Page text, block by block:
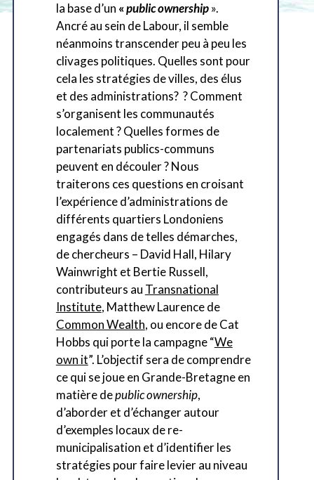
la base d’un «public ownership».
Ancré au sein de Labour, il semble
néanmoins transcender peu à peu les
clivages politiques. Quelles sont pour
cela les stratégies de villes, des élus
et des administrations? ? Comment
s’organisent les communautés
localement ? Quelles formes de
partenariats publics-communs
peuvent en découler ? Nous
traiterons ces questions en croisant
l’expérience d’administrations de
différents quartiers Londoniens
engagés dans de telles démarches,
de chercheurs – David Hall, Hilary
Wainwright et Bertie Russell,
contributeurs au Transnational
Institute, Matthew Laurence de
Common Wealth, ou encore de Cat
Hobbs qui porte la campagne “We
own it”. L’objectif sera de comprendre
ce qui se joue en Grande-Bretagne en
matière depublic ownership,
d’aborder et d’échanger autour
d’exemples locaux de re-
municipalisation et d’identifier les
stratégies pour faire levier au niveau